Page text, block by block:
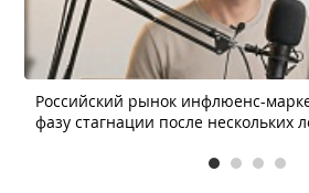
Российский рынок инфлюенс-
фазу стагнации после нескольких